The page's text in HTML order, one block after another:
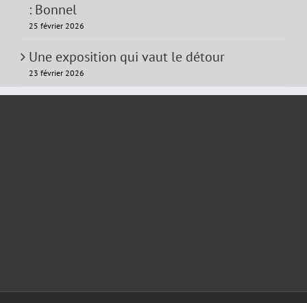
: Bonnel
25 février 2026
Une exposition qui vaut le détour
23 février 2026